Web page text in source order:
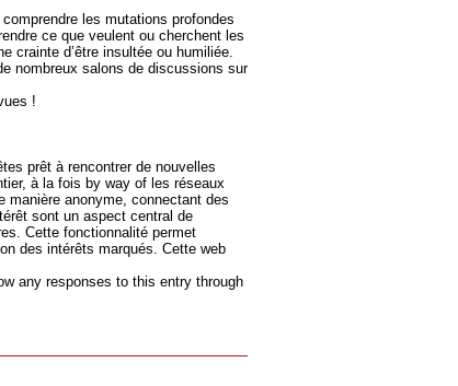
les mutations profondes
ce que veulent ou cherchent les
crainte d’être insultée ou humiliée.
nombreux salons de discussions sur
!
prêt à rencontrer de nouvelles
à la fois by way of les réseaux
manière anonyme, connectant des
sont un aspect central de
Cette fonctionnalité permet
des intérêts marqués. Cette web
any responses to this entry through